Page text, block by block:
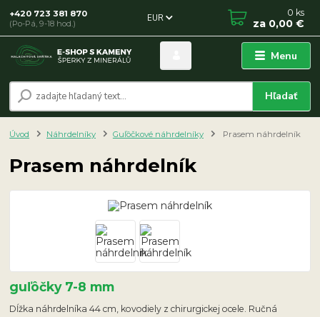
Menu
EUR
Hľadať
+420 723 381 870
(Po-Pá, 9-18 hod.)
0 ks
za 0,00 €
Úvod Náhrdelníky Guľôčkové náhrdelníky Prasem náhrdelník
Prasem náhrdelník
guľôčky 7-8 mm
Dĺžka náhrdelníka 44 cm, kovodiely z chirurgickej ocele. Ručná